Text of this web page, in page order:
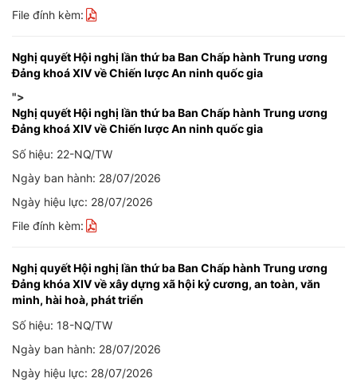
File đính kèm:
Nghị quyết Hội nghị lần thứ ba Ban Chấp hành Trung ương
Đảng khoá XIV về Chiến lược An ninh quốc gia
">
Nghị quyết Hội nghị lần thứ ba Ban Chấp hành Trung ương
Đảng khoá XIV về Chiến lược An ninh quốc gia
Số hiệu: 22-NQ/TW
Ngày ban hành: 28/07/2026
Ngày hiệu lực: 28/07/2026
File đính kèm:
Nghị quyết Hội nghị lần thứ ba Ban Chấp hành Trung ương
Đảng khóa XIV về xây dựng xã hội kỷ cương, an toàn, văn
minh, hài hoà, phát triển
Số hiệu: 18-NQ/TW
Ngày ban hành: 28/07/2026
Ngày hiệu lực: 28/07/2026